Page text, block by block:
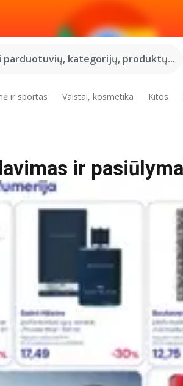
parduotuvių, kategorijų, produktų...
ir sportas Vaistai, kosmetika Kitos
ir